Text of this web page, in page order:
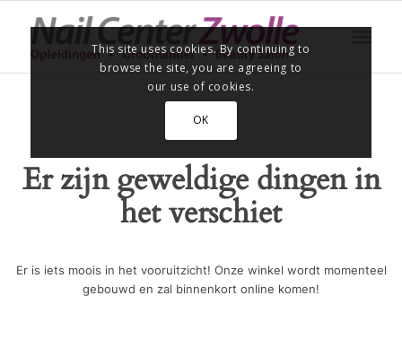
Er zijn geweldige dingen in
het verschiet
Er is iets moois in het vooruitzicht! Onze winkel wordt momenteel
gebouwd en zal binnenkort online komen!
This site uses cookies. By continuing to
browse the site, you are agreeing to
our use of cookies.
OK